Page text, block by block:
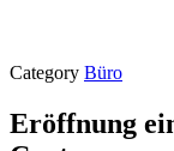
Category Büro
Eröffnung